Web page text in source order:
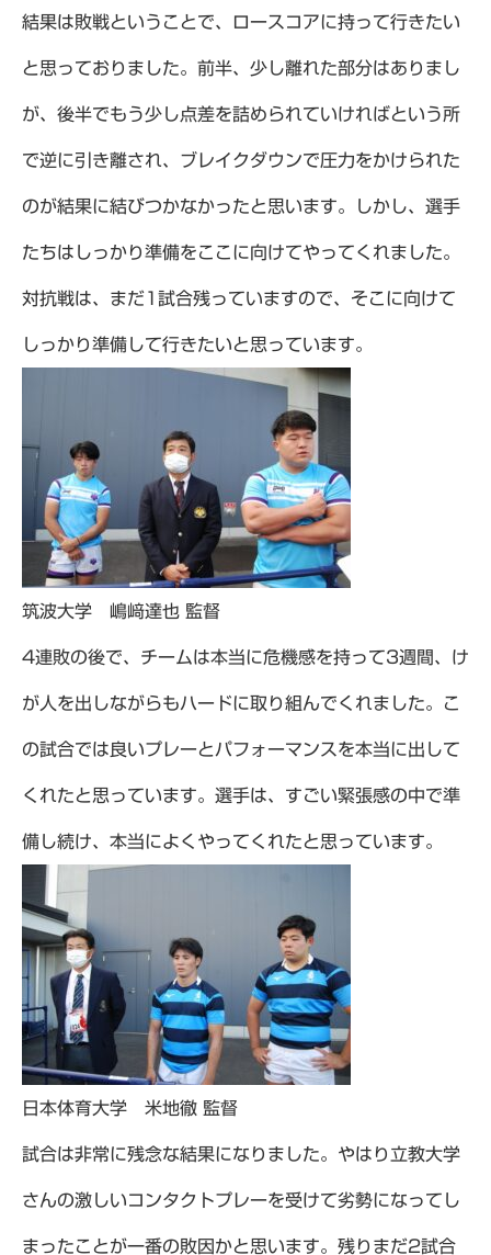
結果は敗戦ということで、ロースコアに持って行きたい
と思っておりました。前半、少し離れた部分はありまし
が、後半でもう少し点差を詰められていければという所
で逆に引き離され、ブレイクダウンで圧力をかけられた
のが結果に結びつかなかったと思います。しかし、選手
たちはしっかり準備をここに向けてやってくれました。
対抗戦は、まだ1試合残っていますので、そこに向けて
しっかり準備して行きたいと思っています。
筑波大学 嶋﨑達也 監督
4連敗の後で、チームは本当に危機感を持って3週間、け
が人を出しながらもハードに取り組んでくれました。こ
の試合では良いプレーとパフォーマンスを本当に出して
くれたと思っています。選手は、すごい緊張感の中で準
備し続け、本当によくやってくれたと思っています。
日本体育大学 米地徹 監督
試合は非常に残念な結果になりました。やはり立教大学
さんの激しいコンタクトプレーを受けて劣勢になってし
まったことが一番の敗因かと思います。残りまだ2試合